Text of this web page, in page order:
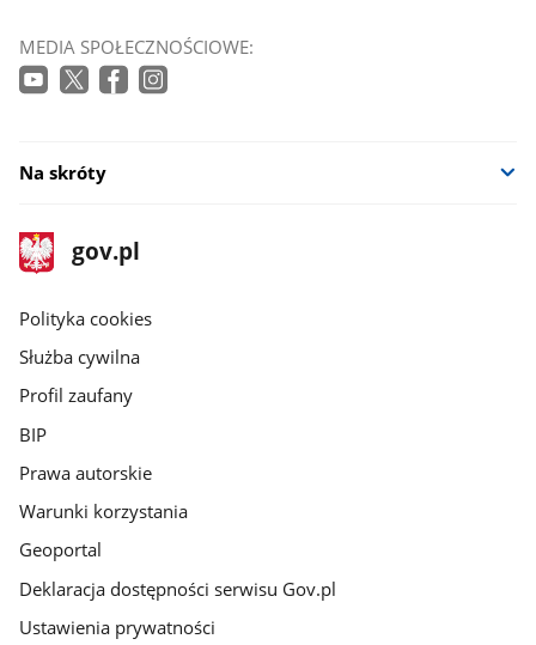
MEDIA SPOŁECZNOŚCIOWE:
Na skróty
stopka
gov.pl
Strona
gov.pl
gov.pl
Polityka cookies
Służba cywilna
Profil zaufany
BIP
Prawa autorskie
Warunki korzystania
Geoportal
Deklaracja dostępności serwisu Gov.pl
Ustawienia prywatności